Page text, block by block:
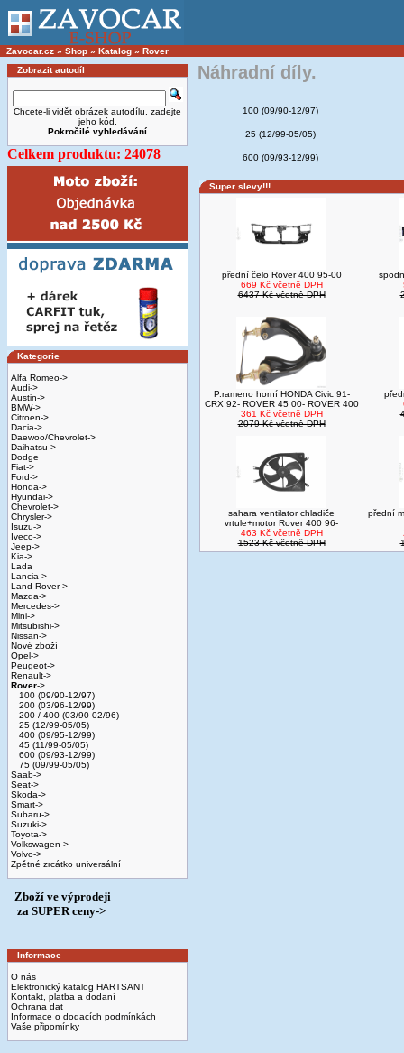
Zavocar.cz » Shop » Katalog » Rover
Zobrazit autodíl
Chcete-li vidět obrázek autodílu, zadejte
jeho kód.
Pokročilé vyhledávání
Celkem produktu: 24078
Kategorie
Alfa Romeo->
Audi->
Austin->
BMW->
Citroen->
Dacia->
Daewoo/Chevrolet->
Daihatsu->
Dodge
Fiat->
Ford->
Honda->
Hyundai->
Chevrolet->
Chrysler->
Isuzu->
Iveco->
Jeep->
Kia->
Lada
Lancia->
Land Rover->
Mazda->
Mercedes->
Mini->
Mitsubishi->
Nissan->
Nové zboží
Opel->
Peugeot->
Renault->
Rover->
100 (09/90-12/97)
200 (03/96-12/99)
200 / 400 (03/90-02/96)
25 (12/99-05/05)
400 (09/95-12/99)
45 (11/99-05/05)
600 (09/93-12/99)
75 (09/99-05/05)
Saab->
Seat->
Skoda->
Smart->
Subaru->
Suzuki->
Toyota->
Volkswagen->
Volvo->
Zpětné zrcátko universální
Zboží ve výprodeji
­ za SUPER ceny->
Informace
O nás
Elektronický katalog HARTSANT
Kontakt, platba a dodaní
Ochrana dat
Informace o dodacích podmínkách
Vaše připomínky
Náhradní díly.
100 (09/90-12/97)
25 (12/99-05/05)
600 (09/93-12/99)
Super slevy!!!
přední čelo Rover 400 95-00
669 Kč včetně DPH
6437 Kč včetně DPH
P.rameno horní HONDA Civic 91-
CRX 92- ROVER 45 00- ROVER 400
361 Kč včetně DPH
2079 Kč včetně DPH
sahara ventilator chladiče
vrtule+motor Rover 400 96-
463 Kč včetně DPH
1523 Kč včetně DPH
přední